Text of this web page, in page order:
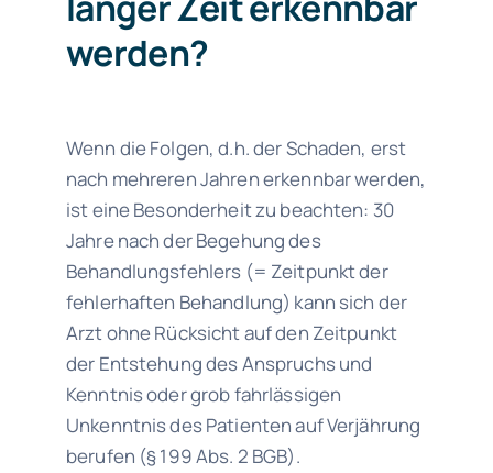
werden?
Wenn die Folgen, d.h. der Schaden, erst
nach mehreren Jahren erkennbar werden,
ist eine Besonderheit zu beachten: 30
Jahre nach der Begehung des
Behandlungsfehlers (= Zeitpunkt der
fehlerhaften Behandlung) kann sich der
Arzt ohne Rücksicht auf den Zeitpunkt
der Entstehung des Anspruchs und
Kenntnis oder grob fahrlässigen
Unkenntnis des Patienten auf Verjährung
berufen (§ 199 Abs. 2 BGB).